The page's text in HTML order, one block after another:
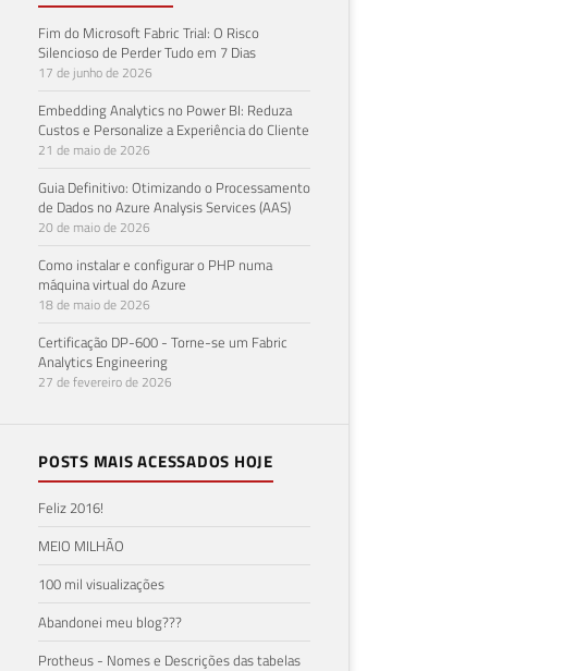
Fim do Microsoft Fabric Trial: O Risco
Silencioso de Perder Tudo em 7 Dias
17 de junho de 2026
Embedding Analytics no Power BI: Reduza
Custos e Personalize a Experiência do Cliente
21 de maio de 2026
Guia Definitivo: Otimizando o Processamento
de Dados no Azure Analysis Services (AAS)
20 de maio de 2026
Como instalar e configurar o PHP numa
máquina virtual do Azure
18 de maio de 2026
Certificação DP-600 - Torne-se um Fabric
Analytics Engineering
27 de fevereiro de 2026
POSTS MAIS ACESSADOS HOJE
Feliz 2016!
MEIO MILHÃO
100 mil visualizações
Abandonei meu blog???
Protheus - Nomes e Descrições das tabelas